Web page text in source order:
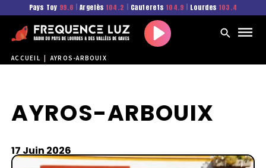
Pays Toy 99.6 Argelès 104.2 Cauterets 104.9 Lourdes 103.4
Play
ACCUEIL AYROS-ARBOUIX
AYROS-ARBOUIX
17 Juin 2026